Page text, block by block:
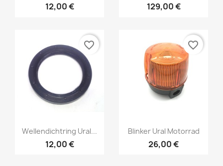
12,00 € 129,00 €
Wellendichtring Ural...
12,00 €
favorite_border
Blinker Ural Motorrad
26,00 €
favorite_border